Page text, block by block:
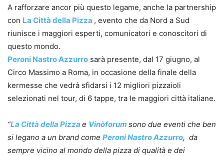
A rafforzare ancor più questo legame, anche la partnership
con La Città della Pizza , evento che da Nord a Sud
riunisce i maggiori esperti, comunicatori e conoscitori di
questo mondo.
Peroni Nastro Azzurro sarà presente, dal 17 giugno, al
Circo Massimo a Roma, in occasione della finale della
kermesse che vedrà sfidarsi i 12 migliori pizzaioli
selezionati nel tour, di 6 tappe, tra le maggiori città italiane.
“La Città della Pizza e Vinòforum sono due eventi che ben
si legano a un brand come Peroni Nastro Azzurro, da
sempre vicino al mondo della pizza di qualità e dei